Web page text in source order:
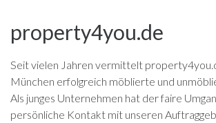
property4you.de
Seit vielen Jahren vermittelt
München erfolgreich möblierte und
Als junges Unternehmen hat der faire
persönliche Kontakt mit unseren